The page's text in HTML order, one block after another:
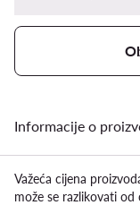
Informacije o
Važeća cijena
može se razlikovati